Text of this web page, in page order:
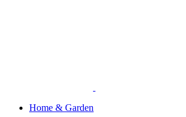
Home & Garden